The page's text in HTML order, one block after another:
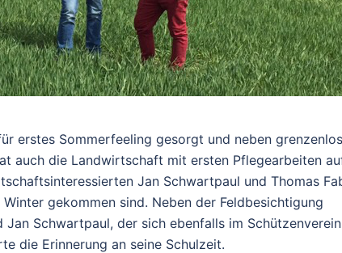
erstes Sommerfeeling gesorgt und neben
auch die Landwirtschaft mit ersten Pflegearbeiten
Jan Schwartpaul und Thomas
gekommen sind. Neben der Feldbesichtigung
Schwartpaul, der sich ebenfalls im Schützenverein
die Erinnerung an seine Schulzeit.